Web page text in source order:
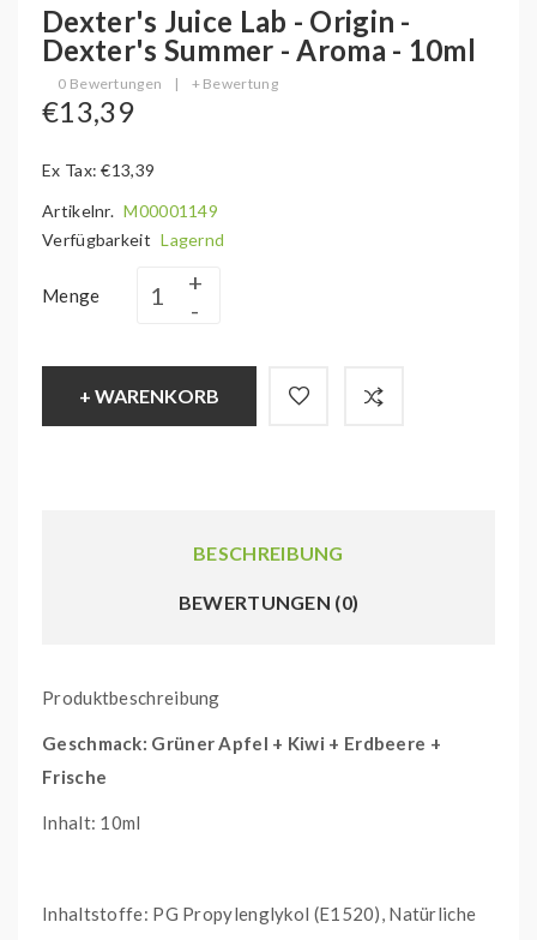
Dexter's Juice Lab - Origin -
Dexter's Summer - Aroma - 10ml
0 Bewertungen | + Bewertung
€13,39
Ex Tax: €13,39
Artikelnr. M00001149
Verfügbarkeit Lagernd
Menge
+ WARENKORB
BESCHREIBUNG
BEWERTUNGEN (0)
Produktbeschreibung
Geschmack: Grüner Apfel + Kiwi + Erdbeere +
Frische
Inhalt: 10ml
Inhaltstoffe: PG Propylenglykol (E1520), Natürliche